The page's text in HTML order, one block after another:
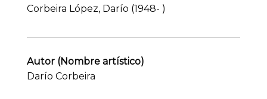
Corbeira López, Darío (1948- )
Autor (Nombre artístico)
Darío Corbeira